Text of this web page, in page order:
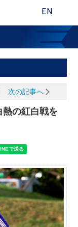
EN
次の記事へ
の紅白戦を